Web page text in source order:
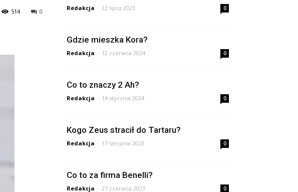
0
514 Redakcja - 22 lipca 2023 0
Gdzie mieszka Kora?
Redakcja - 12 czerwca 2024 0
Co to znaczy 2 Ah?
Redakcja - 14 stycznia 2024 0
Kogo Zeus stracił do Tartaru?
Redakcja - 17 sierpnia 2023 0
Co to za firma Benelli?
Redakcja - 27 czerwca 2023 0